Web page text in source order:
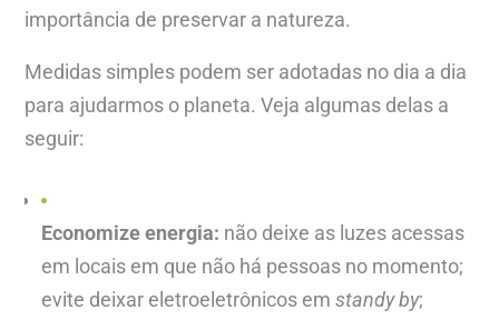
importância de preservar a natureza.
Medidas simples podem ser adotadas no dia a dia
para ajudarmos o planeta. Veja algumas delas a
seguir:
Economize energia: não deixe as luzes acessas
em locais em que não há pessoas no momento;
evite deixar eletroeletrônicos emstandy by;